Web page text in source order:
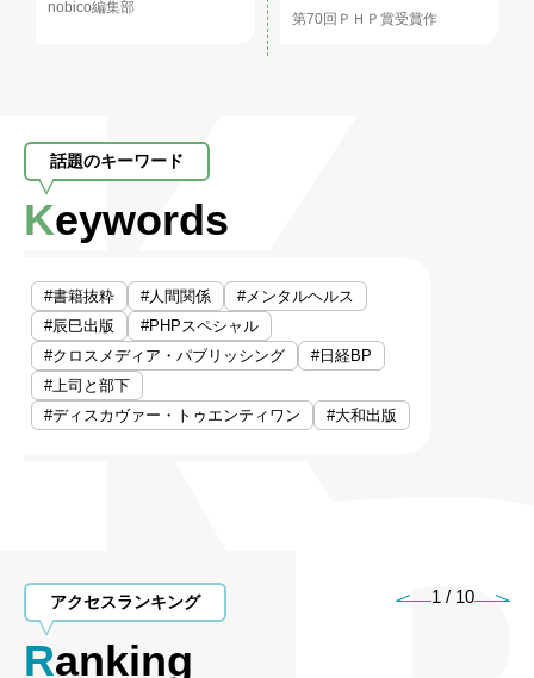
nobico編集部
第70回ＰＨＰ賞受賞作
話題のキーワード
Keywords
#書籍抜粋 #人間関係
#メンタルヘルス
#辰巳出版
#PHPスペシャル
#クロスメディア・パブリッシング
#日経BP
#上司と部下
#ディスカヴァー・トゥエンティワン
#大和出版
アクセスランキング
Ranking
1 / 10